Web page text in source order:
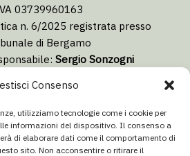
Consenso
utilizziamo tecnologie come i cookie per
informazioni del dispositivo. Il consenso a
di elaborare dati come il comportamento di
sito. Non acconsentire o ritirare il
03739960163
n. 6/2025 registrata presso
di Bergamo
Sergio Sonzogni